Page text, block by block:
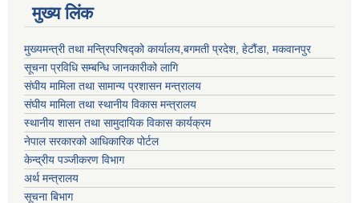
मुख्य लिंक
मुख्यमन्त्री तथा मन्त्रिपरिषद्को कार्यालय,बगमती प्रदेश, हेटौंडा, मकवानपुर
सूचना प्रविधि सम्बन्धि जानकारीको लागि
संघीय मामिला तथा सामान्य प्रशासन मन्त्रालय
संघीय मामिला तथा स्थानीय विकास मन्त्रालय
स्थानीय शासन तथा सामुदायिक विकास कार्यक्रम
नेपाल सरकारको आधिकारिक पोर्टल
केन्द्रीय पञ्जीकरण विभाग
अर्थ मन्त्रालय
सूचना बिभाग